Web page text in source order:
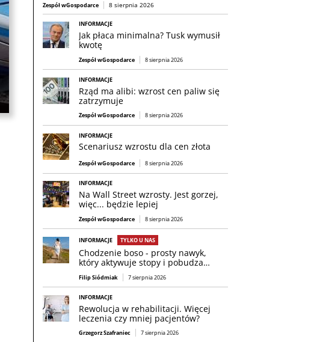
Zespół wGospodarce 8 sierpnia 2026
INFORMACJE
Jak płaca minimalna? Tusk wymusił
kwotę
Zespół wGospodarce 8 sierpnia 2026
INFORMACJE
Rząd ma alibi: wzrost cen paliw się
zatrzymuje
Zespół wGospodarce 8 sierpnia 2026
INFORMACJE
Scenariusz wzrostu dla cen złota
Zespół wGospodarce 8 sierpnia 2026
INFORMACJE
Na Wall Street wzrosty. Jest gorzej,
więc... będzie lepiej
Zespół wGospodarce 8 sierpnia 2026
INFORMACJE TYLKO U NAS
Chodzenie boso - prosty nawyk,
który aktywuje stopy i pobudza…
Filip Siódmiak 7 sierpnia 2026
INFORMACJE
Rewolucja w rehabilitacji. Więcej
leczenia czy mniej pacjentów?
Grzegorz Szafraniec 7 sierpnia 2026